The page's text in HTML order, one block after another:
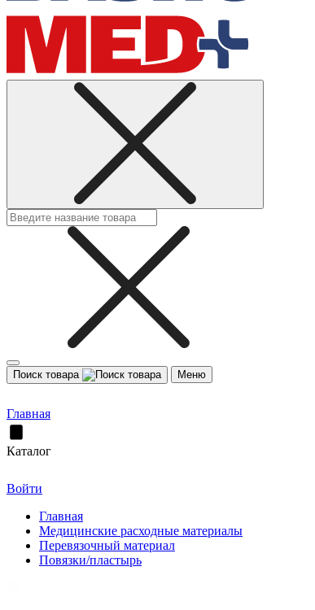
Поиск товара Меню
Главная
Каталог
Войти
Главная
Медицинские расходные материалы
Перевязочный материал
Повязки/пластырь